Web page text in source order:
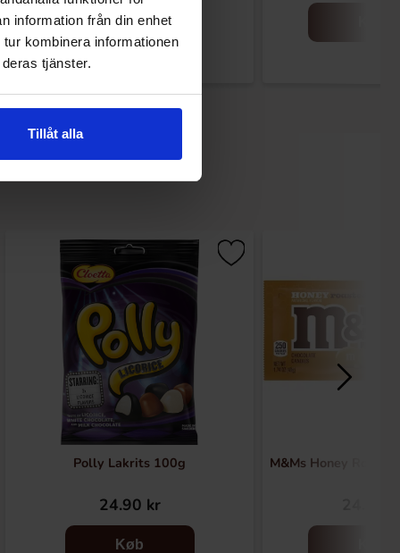
information från din enhet
kombinera informationen
tjänster.
Tillåt alla
Køb
Polly Lakrits 100g
24.90 kr
Køb
M&Ms Honey